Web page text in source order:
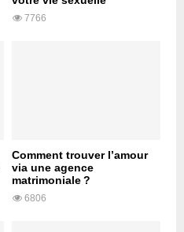
7766
Comment trouver l’amour
via une agence
matrimoniale ?
6806